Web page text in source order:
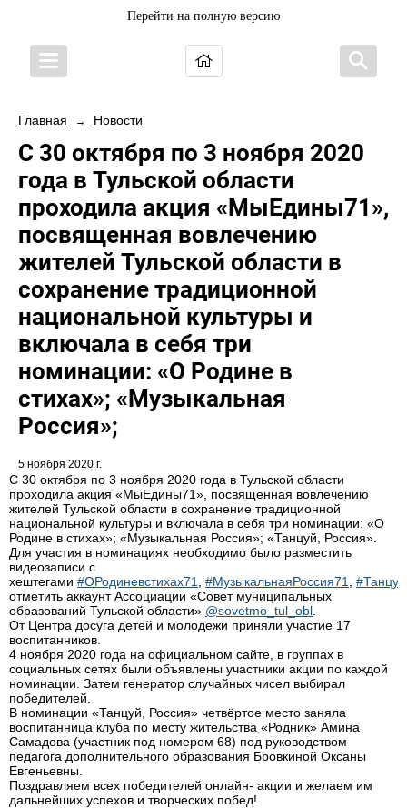
Перейти на полную версию
Главная → Новости
С 30 октября по 3 ноября 2020
года в Тульской области
проходила акция «МыЕдины71»,
посвященная вовлечению
жителей Тульской области в
сохранение традиционной
национальной культуры и
включала в себя три
номинации: «О Родине в
стихах»; «Музыкальная
Россия»;
5 ноября 2020 г.
С 30 октября по 3 ноября 2020 года в Тульской области
проходила акция «МыЕдины71», посвященная вовлечению
жителей Тульской области в сохранение традиционной
национальной культуры и включала в себя три номинации: «О
Родине в стихах»; «Музыкальная Россия»; «Танцуй, Россия».
Для участия в номинациях необходимо было разместить
видеозаписи с
хештегами #ОРодиневстихах71, #МузыкальнаяРоссия71,
отметить аккаунт Ассоциации «Совет муниципальных
образований Тульской области» @sovetmo_tul_obl.
От Центра досуга детей и молодежи приняли участие 17
воспитанников.
4 ноября 2020 года на официальном сайте, в группах в
социальных сетях были объявлены участники акции по каждой
номинации. Затем генератор случайных чисел выбирал
победителей.
В номинации «Танцуй, Россия» четвёртое место заняла
воспитанница клуба по месту жительства «Родник» Амина
Самадова (участник под номером 68) под руководством
педагога дополнительного образования Бровкиной Оксаны
Евгеньевны.
Поздравляем всех победителей онлайн- акции и желаем им
дальнейших успехов и творческих побед!